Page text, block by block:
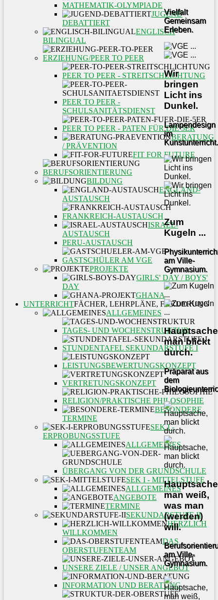
Vielfalt
Gemeinsam
Erleben.
Wir
bringen
Licht ins
Dunkel.
Lampendesign
im
Kunstunterricht.
Zum
Kugeln ...
am Ville-
Gymnasium.
man blickt
durch.
Präparat aus
dem
man weiß,
was man
(werden)
will.
am Ville-
Gymnasium.
MATHEMATIK-OLYMPIADE
JUGEND
DEBATTIERT
ENGLISCH
BILINGUAL
ERZIEHUNG/PEER TO PEER
PEER TO PEER - STREITSCHLICHTUNG
PEER TO PEER -
SCHULSANITÄTSDIENST
PEER TO PEER - PATEN FÜR DIE 5ER
BERATUNG
/ PRÄVENTION
FIT FOR FUTURE
BERUFSORIENTIERUNG
BILDUNG
ENGLAND-
AUSTAUSCH
FRANKREICH-AUSTAUSCH
ISRAEL-
AUSTAUSCH
PERU-AUSTAUSCH
GASTSCHÜLER AM VGE
PROJEKTE
GIRLS' DAY / BOYS'
DAY
GHANA
UNTERRICHTFÄCHER, LEHRPLÄNE, FÖRDERUNG
ALLGEMEINES
TAGES- UND WOCHENSTRUKTUR
STUNDENTAFEL SEKUNDARSTUFE I
LEISTUNGSBEWERTUNGSKONZEPT
VERTRETUNGSKONZEPT
RELIGION/PRAKTISCHE PHILOSOPHIE
BESONDERE
TERMINE
SEK I -
ERPROBUNGSSTUFE
ALLGEMEINES
ÜBERGANG VON DER GRUNDSCHULE
SEK I - MITTELSTUFE
ALLGEMEINES
ANGEBOTE
TERMINE
SEKUNDARSTUFE II
HERZLICH
WILLKOMMEN
DAS
OBERSTUFENTEAM
UNSERE ZIELE / UNSER ANGEBOT
INFORMATION UND BERATUNG